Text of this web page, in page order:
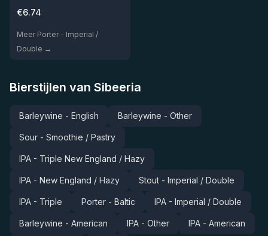
€6.74
Meer Porter - Imperial /
Double →
Bierstijlen van Sibeeria
Barleywine - English Barleywine - Other
Sour - Smoothie / Pastry
IPA - Triple New England / Hazy
IPA - New England / Hazy Stout - Imperial / Double
IPA - Triple Porter - Baltic IPA - Imperial / Double
Barleywine - American IPA - Other IPA - American